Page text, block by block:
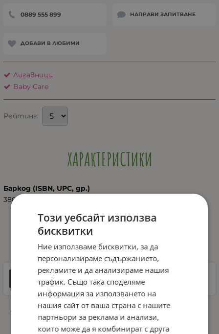
0889 555 899 НАПРАВИ ЗАПИТВАНЕ
ДОБАВИ В ЛЮБИМИ
Лигавници
Baby Care
Рейтинг:
ХАРАКТЕРИСТИКИ
Баркод (ISBN, UPC, др.)
3800151987468
ДОКУМЕНТИ ЗА СВАЛЯНЕ
Инструкции
2 MB |PDF
Този уебсайт използва
бисквитки
Ние използваме бисквитки, за да
персонализираме съдържанието,
рекламите и да анализираме нашия
трафик. Също така споделяме
информация за използването на
нашия сайт от ваша страна с нашите
партньори за реклама и анализи,
които може да я комбинират с друга